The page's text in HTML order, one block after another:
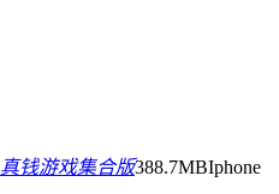
真钱游戏集合版388.7MBIphone